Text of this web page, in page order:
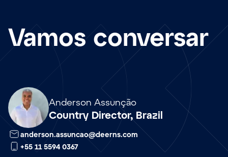
Vamos conversar
Anderson Assunção
Country Director, Brazil
Array
anderson.assuncao@deerns.com
+55 11 5594 0367